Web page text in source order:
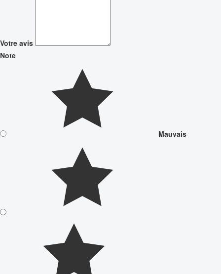
Votre avis
Note
Mauvais